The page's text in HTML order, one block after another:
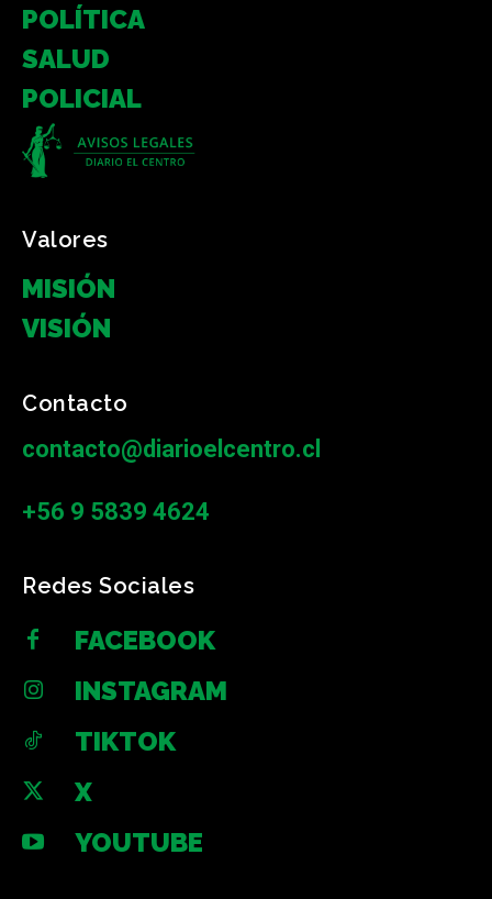
POLÍTICA
SALUD
POLICIAL
Valores
MISIÓN
VISIÓN
Contacto
contacto@diarioelcentro.cl
+56 9 5839 4624
Redes Sociales
FACEBOOK
INSTAGRAM
TIKTOK
X
YOUTUBE